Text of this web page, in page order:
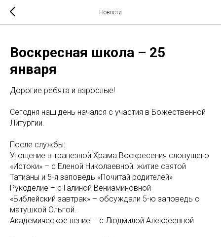
Новости
Воскресная школа – 25
января
Дорогие ребята и взрослые!
Сегодня наш день начался с участия в Божественной
Литургии.
После службы:
Угощение в трапезной Храма Воскресения словущего
«Истоки» – с Еленой Николаевной: житие святой
Татианы и 5-я заповедь «Почитай родителей»
Рукоделие – с Галиной Вениаминовной
«Библейский завтрак» – обсуждали 5-ю заповедь с
матушкой Ольгой.
Академическое пение – с Людмилой Алексеевной